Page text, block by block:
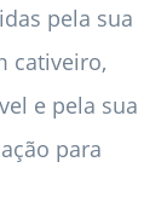
pela sua
cativeiro,
e pela sua
para